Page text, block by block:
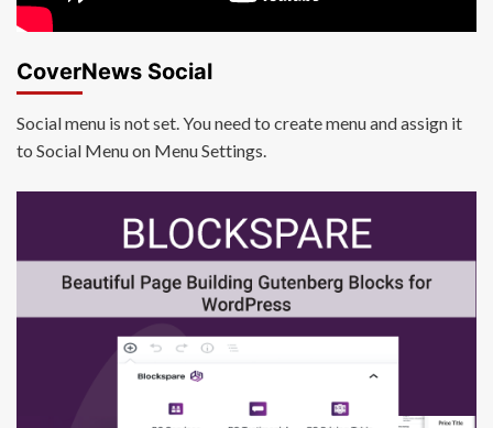
CoverNews Social
Social menu is not set. You need to create menu and assign it
to Social Menu on Menu Settings.